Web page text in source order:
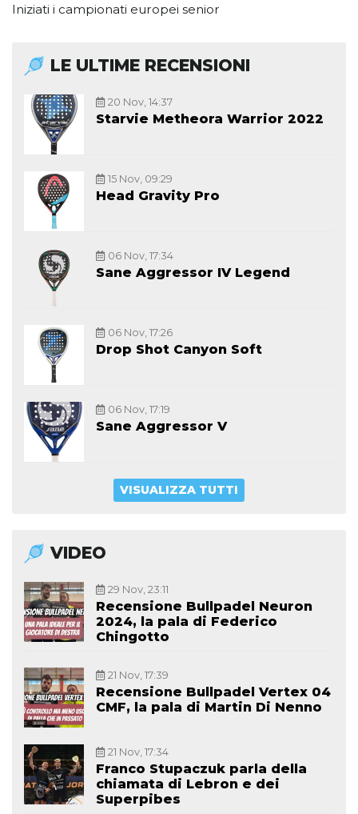
Iniziati i campionati europei senior
LE ULTIME RECENSIONI
20 Nov, 14:37
Starvie Metheora Warrior 2022
15 Nov, 09:29
Head Gravity Pro
06 Nov, 17:34
Sane Aggressor IV Legend
06 Nov, 17:26
Drop Shot Canyon Soft
06 Nov, 17:19
Sane Aggressor V
VISUALIZZA TUTTI
VIDEO
29 Nov, 23:11
Recensione Bullpadel Neuron
2024, la pala di Federico
Chingotto
21 Nov, 17:39
Recensione Bullpadel Vertex 04
CMF, la pala di Martin Di Nenno
21 Nov, 17:34
Franco Stupaczuk parla della
chiamata di Lebron e dei
Superpibes